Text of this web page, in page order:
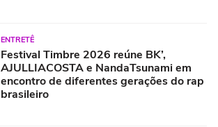
ENTRETÊ
Festival Timbre 2026 reúne BK’,
AJULLIACOSTA e NandaTsunami em
encontro de diferentes gerações do rap
brasileiro